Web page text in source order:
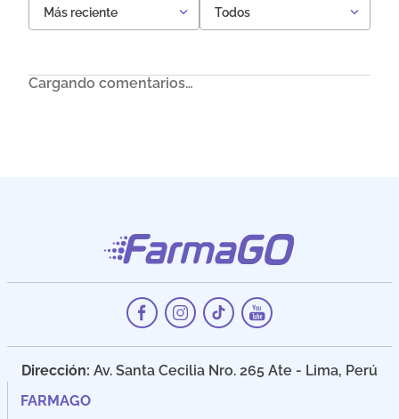
Más reciente Todos
Cargando comentarios…
Dirección: Av. Santa Cecilia Nro. 265 Ate - Lima, Perú
FARMAGO